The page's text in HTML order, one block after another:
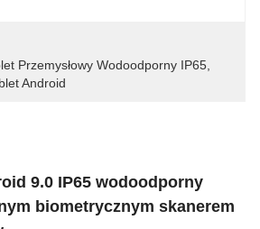
Przemysłowy Wodoodporny IP65
Android
9.0 IP65 wodoodporny
biometrycznym skanerem